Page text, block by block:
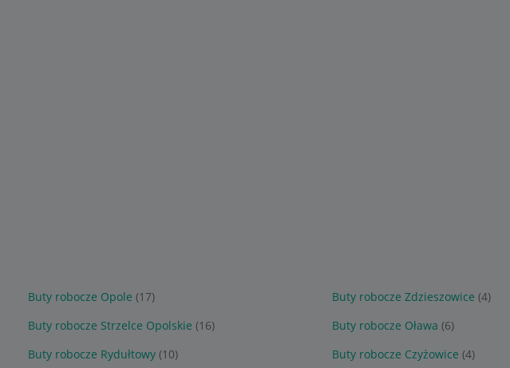
Buty robocze Opole (17) Buty robocze Zdzieszowice (4)
Buty robocze Strzelce Opolskie (16) Buty robocze Oława (6)
Buty robocze Rydułtowy (10) Buty robocze Czyżowice (4)